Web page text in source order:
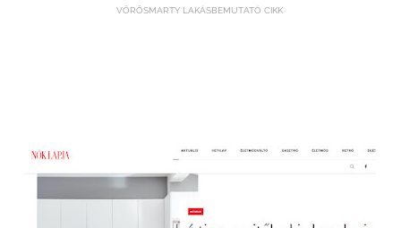
VÖRÖSMARTY LAKÁSBEMUTATÓ CIKK